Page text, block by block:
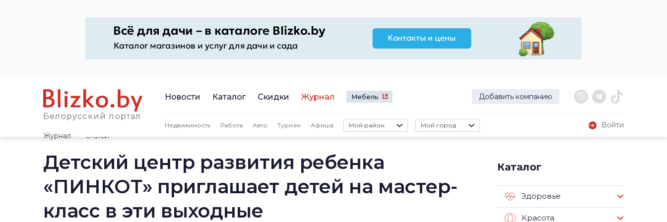
Белорусский портал
Новости Каталог Скидки Журнал Мебель Добавить компанию
Недвижимость Работа Авто Туризм Афиша Мой район Мой город
Войти
Журнал
Статьи
Детский центр развития ребенка
«ПИНКОТ» приглашает детей на мастер-
класс в эти выходные
Каталог
Здоровье
Красота